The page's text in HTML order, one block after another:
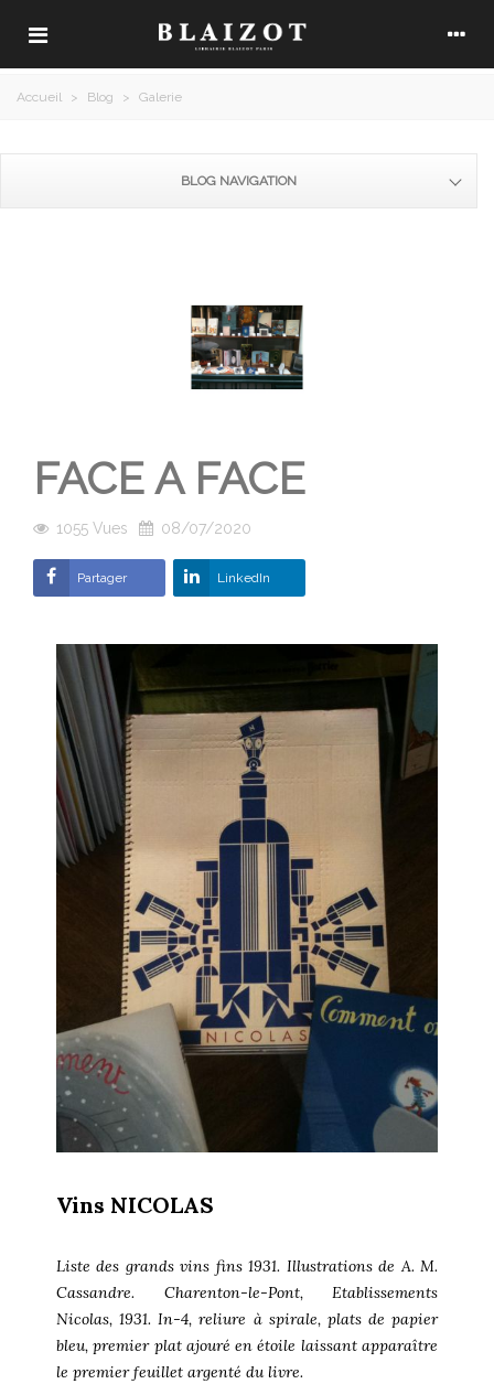
Accueil > Blog > Galerie
BLOG NAVIGATION
FACE A FACE
1055 Vues 08/07/2020
Partager LinkedIn
Vins NICOLAS
Liste des grands vins fins 1931. Illustrations de A. M.
Cassandre. Charenton-le-Pont, Etablissements
Nicolas, 1931. In-4, reliure à spirale, plats de papier
bleu, premier plat ajouré en étoile laissant apparaître
le premier feuillet argenté du livre.